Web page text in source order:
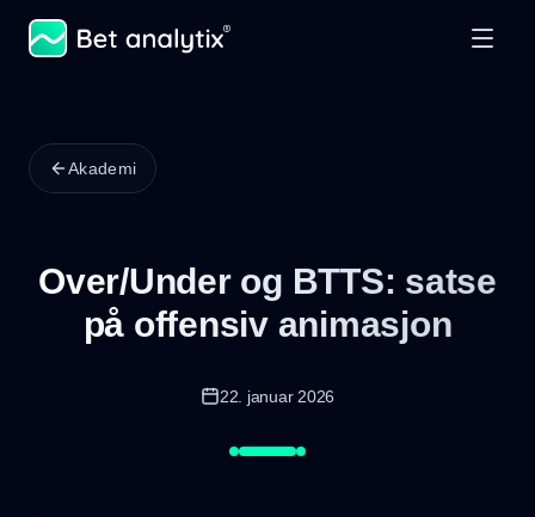
Akademi
Over/Under og BTTS: satse
på offensiv animasjon
22. januar 2026